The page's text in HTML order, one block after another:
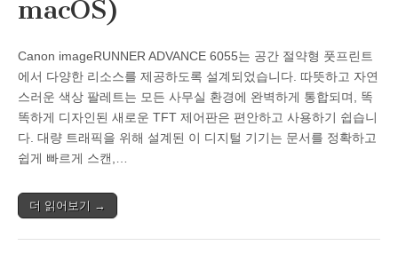
macOS)
Canon imageRUNNER ADVANCE 6055는 공간 절약형 풋프린트
에서 다양한 리소스를 제공하도록 설계되었습니다. 따뜻하고 자연
스러운 색상 팔레트는 모든 사무실 환경에 완벽하게 통합되며, 똑
똑하게 디자인된 새로운 TFT 제어판은 편안하고 사용하기 쉽습니
다. 대량 트래픽을 위해 설계된 이 디지털 기기는 문서를 정확하고
쉽게 빠르게 스캔,…
더 읽어보기 →